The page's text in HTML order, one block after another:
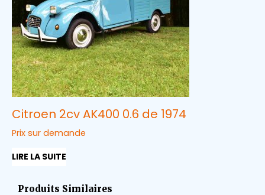
Citroen 2cv AK400 0.6 de 1974
Prix sur demande
LIRE LA SUITE
Produits Similaires